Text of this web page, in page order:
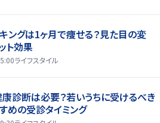
ングは1ヶ月で痩せる？見た目の変
ト効果
ライフスタイル
診断は必要？若いうちに受けるべき
めの受診タイミング